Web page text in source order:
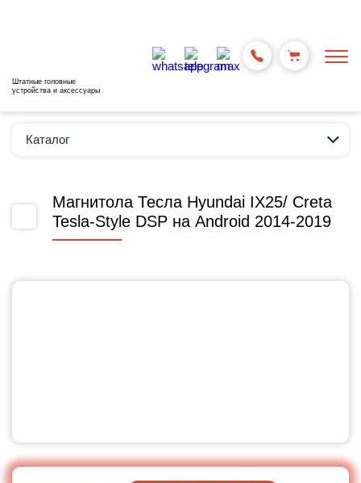
Штатные головные
устройства и аксессуары
Каталог
Магнитола Тесла Hyundai IX25/ Creta
Tesla-Style DSP на Android 2014-2019